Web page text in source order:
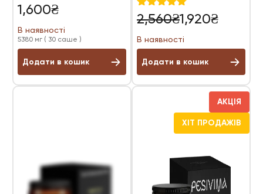
Оцінено в
4.97
1,600₴
В наявності
5380 мг ( 30 саше )
Додати в кошик
Оцінено в
5.00
2,560₴
Оригінальна
2,560₴.
1,920₴
Поточна
1,920₴.
В наявності
Додати в кошик
АКЦІЯ
ХІТ ПРОДАЖІВ